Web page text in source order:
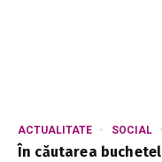
ACTUALITATE SOCIAL
În căutarea